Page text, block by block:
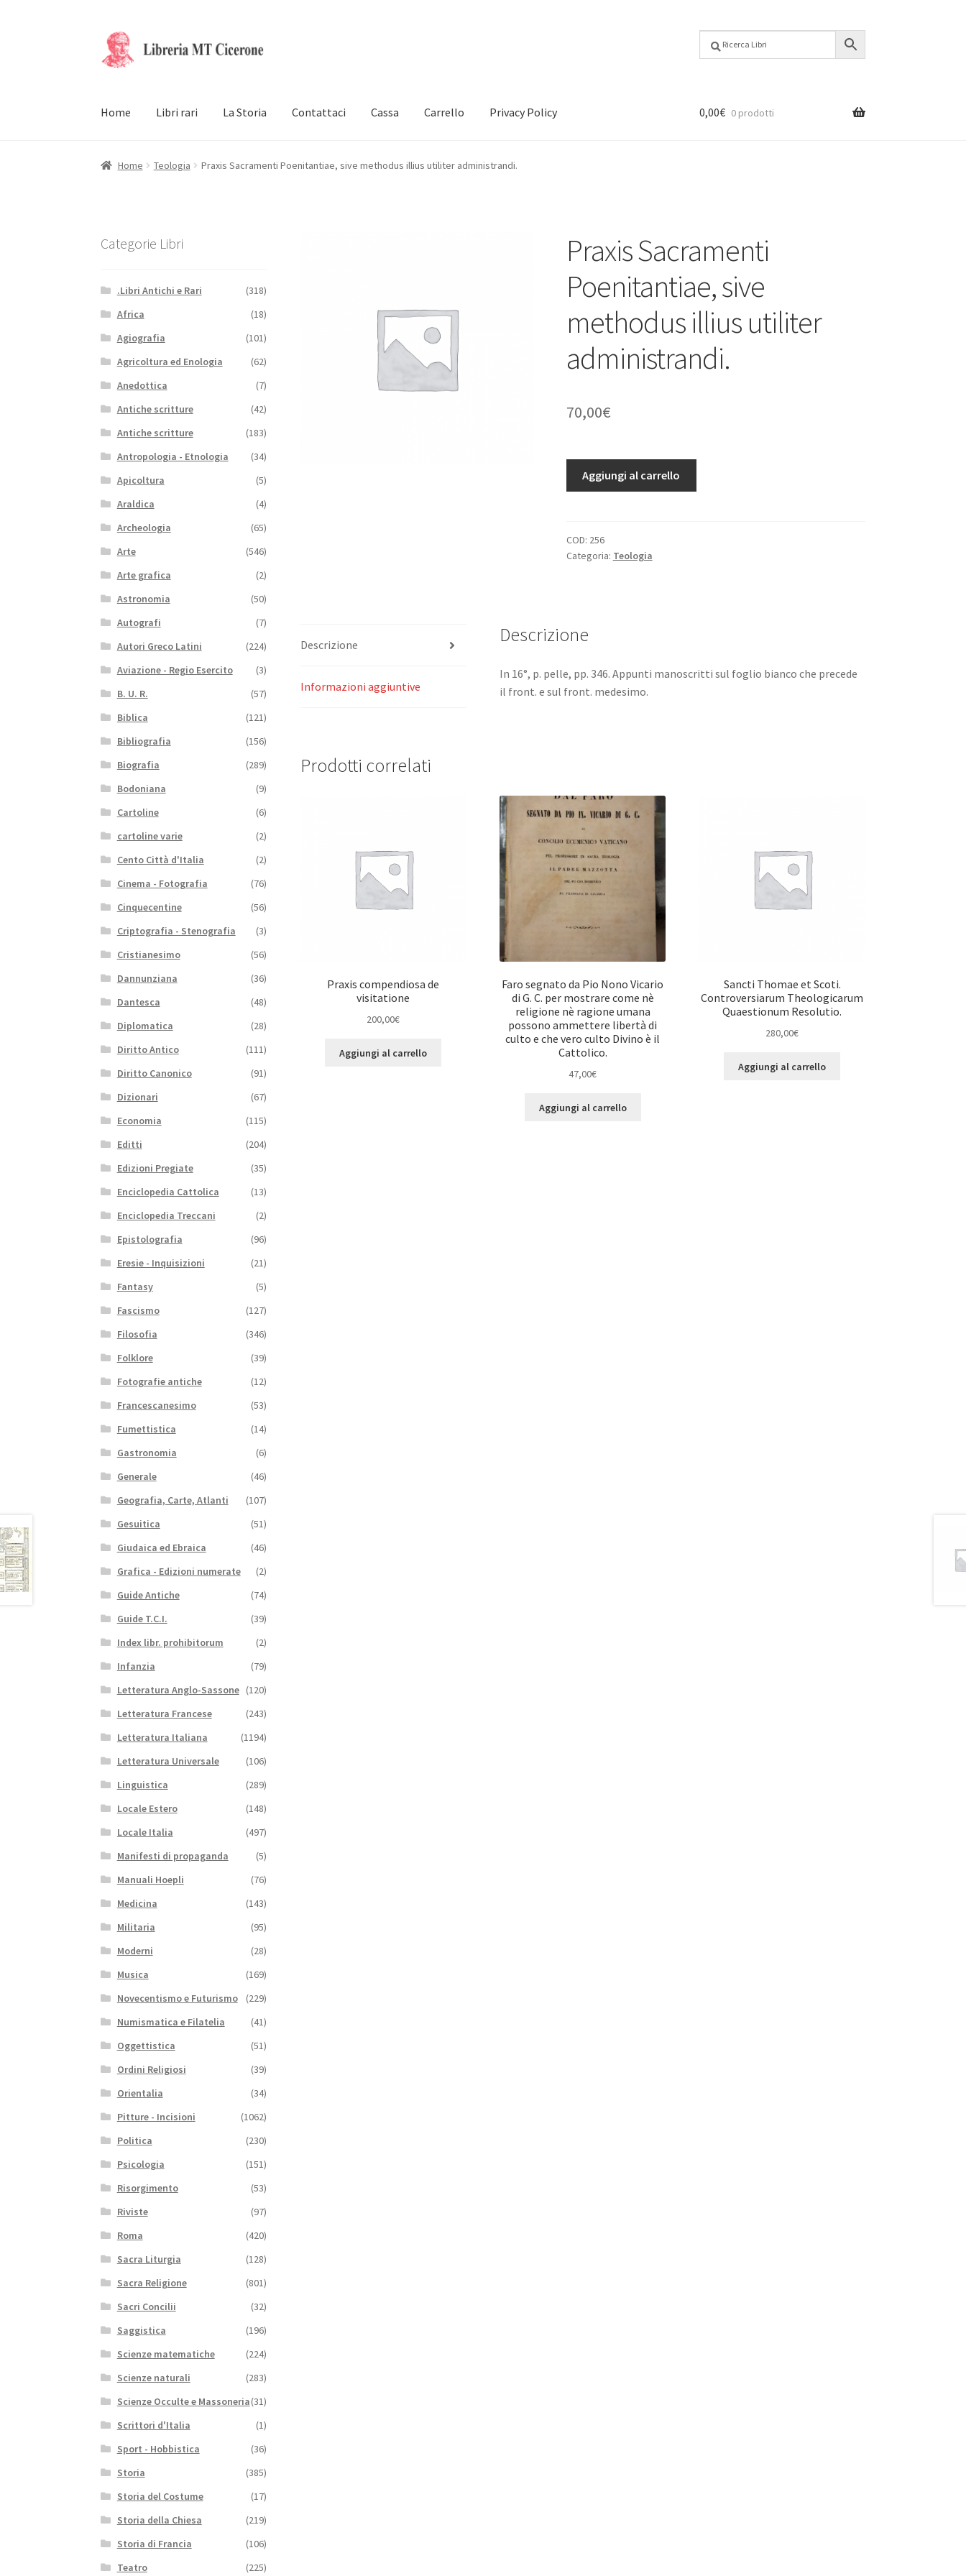
Vai
alla
Vai
al
Home Libri rari La Storia Contattaci Cassa Carrello Privacy Policy 0,00€ 0 prodotti
Home Teologia Praxis Sacramenti Poenitantiae, sive methodus illius utiliter administrandi.
Praxis Sacramenti
Poenitantiae, sive
methodus illius utiliter
administrandi.
70,00€
Sacramenti
methodus
illius
Aggiungi al carrello
COD: 256
Categoria: Teologia
Descrizione
Informazioni aggiuntive
Descrizione
In 16°, p. pelle, pp. 346. Appunti manoscritti sul foglio bianco che precede
il front. e sul front. medesimo.
Prodotti correlati
Praxis compendiosa de
visitatione
200,00€
Aggiungi al carrello
Faro segnato da Pio Nono Vicario
di G. C. per mostrare come nè
religione nè ragione umana
possono ammettere libertà di
culto e che vero culto Divino è il
Cattolico.
47,00€
Aggiungi al carrello
Sancti Thomae et Scoti.
Controversiarum Theologicarum
Quaestionum Resolutio.
280,00€
Aggiungi al carrello
Categorie Libri
.Libri Antichi e Rari
(318)
Africa
(18)
Agiografia
(101)
Agricoltura ed Enologia
(62)
Anedottica
(7)
Antiche scritture
(42)
Antiche scritture
(183)
Antropologia - Etnologia
(34)
Apicoltura
(5)
Araldica
(4)
Archeologia
(65)
Arte
(546)
Arte grafica
(2)
Astronomia
(50)
Autografi
(7)
Autori Greco Latini
(224)
Aviazione - Regio Esercito
(3)
B. U. R.
(57)
Biblica
(121)
Bibliografia
(156)
Biografia
(289)
Bodoniana
(9)
Cartoline
(6)
cartoline varie
(2)
Cento Città d'Italia
(2)
Cinema - Fotografia
(76)
Cinquecentine
(56)
Criptografia - Stenografia
(3)
Cristianesimo
(56)
Dannunziana
(36)
Dantesca
(48)
Diplomatica
(28)
Diritto Antico
(111)
Diritto Canonico
(91)
Dizionari
(67)
Economia
(115)
Editti
(204)
Edizioni Pregiate
(35)
Enciclopedia Cattolica
(13)
Enciclopedia Treccani
(2)
Epistolografia
(96)
Eresie - Inquisizioni
(21)
Fantasy
(5)
Fascismo
(127)
Filosofia
(346)
Folklore
(39)
Fotografie antiche
(12)
Francescanesimo
(53)
Fumettistica
(14)
Gastronomia
(6)
Generale
(46)
Geografia, Carte, Atlanti
(107)
Gesuitica
(51)
Giudaica ed Ebraica
(46)
Grafica - Edizioni numerate
(2)
Guide Antiche
(74)
Guide T.C.I.
(39)
Index libr. prohibitorum
(2)
Infanzia
(79)
Letteratura Anglo-Sassone (120)
Letteratura Francese
(243)
Letteratura Italiana
(1194)
Letteratura Universale
(106)
Linguistica
(289)
Locale Estero
(148)
Locale Italia
(497)
Manifesti di propaganda
(5)
Manuali Hoepli
(76)
Medicina
(143)
Militaria
(95)
Moderni
(28)
Musica
(169)
Novecentismo e Futurismo
(229)
Numismatica e Filatelia
(41)
Oggettistica
(51)
Ordini Religiosi
(39)
Orientalia
(34)
Pitture - Incisioni
(1062)
Politica
(230)
Psicologia
(151)
Risorgimento
(53)
Riviste
(97)
Roma
(420)
Sacra Liturgia
(128)
Sacra Religione
(801)
Sacri Concilii
(32)
Saggistica
(196)
Scienze matematiche
(224)
Scienze naturali
(283)
Scienze Occulte e Massoneria(31)
Scrittori d'Italia
(1)
Sport - Hobbistica
(36)
Storia
(385)
Storia del Costume
(17)
Storia della Chiesa
(219)
Storia di Francia
(106)
Teatro
(225)